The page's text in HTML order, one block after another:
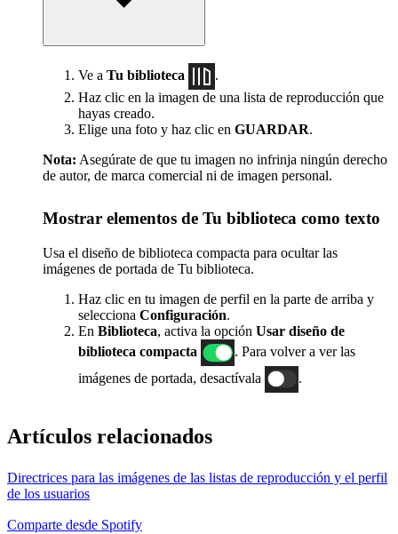
Ve a Tu biblioteca
.
Haz clic en la imagen de una lista de reproducción que
hayas creado.
Elige una foto y haz clic en GUARDAR.
Nota: Asegúrate de que tu imagen no infrinja ningún derecho
de autor, de marca comercial ni de imagen personal.
Mostrar elementos de Tu biblioteca como texto
Usa el diseño de biblioteca compacta para ocultar las
imágenes de portada de Tu biblioteca.
Haz clic en tu imagen de perfil en la parte de arriba y
selecciona Configuración.
En Biblioteca, activa la opción Usar diseño de
biblioteca compacta
. Para volver a ver las
imágenes de portada, desactívala
.
Artículos relacionados
Directrices para las imágenes de las listas de reproducción y el perfil
de los usuarios
Comparte desde Spotify